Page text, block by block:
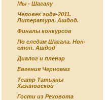
Мы - Шагалу
Человек года-2011.
Литература. Ашдод.
Финалы конкурсов
По следам Шагала. Нон-
стоп. Ашдод
Диалог и пленэр
Евгения Черномаз
Театр Татьяны
Хазановской
Гости из Реховота